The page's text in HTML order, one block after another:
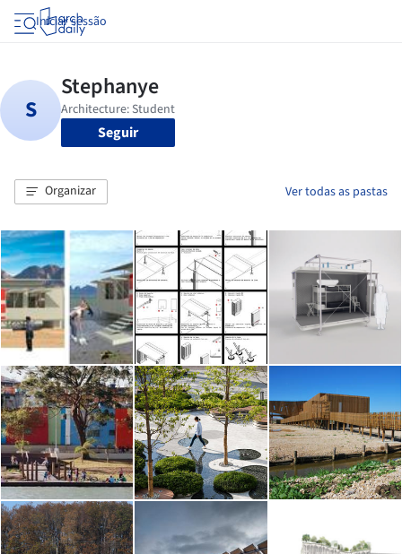
Iniciar sessão
Seguir
Organizar Ver todas as pastas